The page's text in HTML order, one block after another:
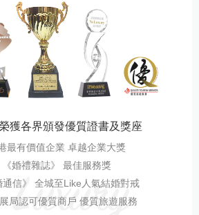
獲各界頒發優質證書及獎座
最有價值企業 卓越企業大獎
婚禮雜誌》 最佳服務獎
通信》 全城至Like人氣結婚對戒
局認可優質商戶 優質旅遊服務